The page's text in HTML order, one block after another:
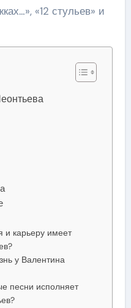
«12 стульев» и
и карьеру имеет
у Валентина
песни исполняет